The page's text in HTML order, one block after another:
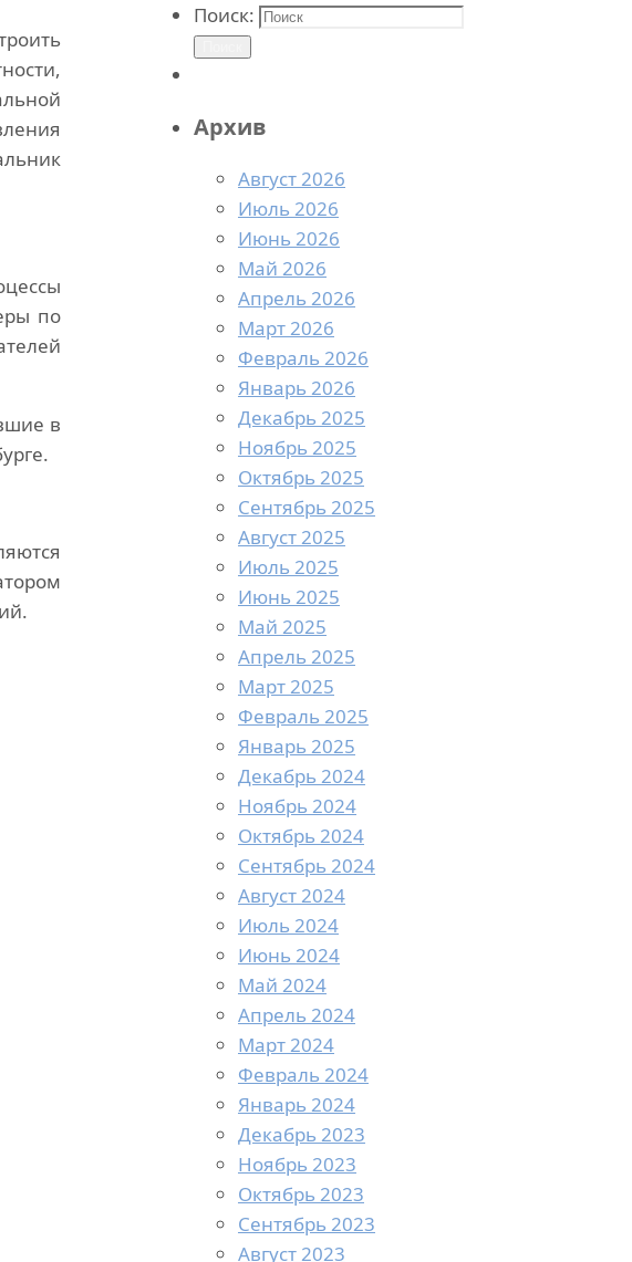
по
в
Поиск:
Архив
Август 2026
Июль 2026
Июнь 2026
Май 2026
Апрель 2026
Март 2026
Февраль 2026
Январь 2026
Декабрь 2025
Ноябрь 2025
Октябрь 2025
Сентябрь 2025
Август 2025
Июль 2025
Июнь 2025
Май 2025
Апрель 2025
Март 2025
Февраль 2025
Январь 2025
Декабрь 2024
Ноябрь 2024
Октябрь 2024
Сентябрь 2024
Август 2024
Июль 2024
Июнь 2024
Май 2024
Апрель 2024
Март 2024
Февраль 2024
Январь 2024
Декабрь 2023
Ноябрь 2023
Октябрь 2023
Сентябрь 2023
Август 2023